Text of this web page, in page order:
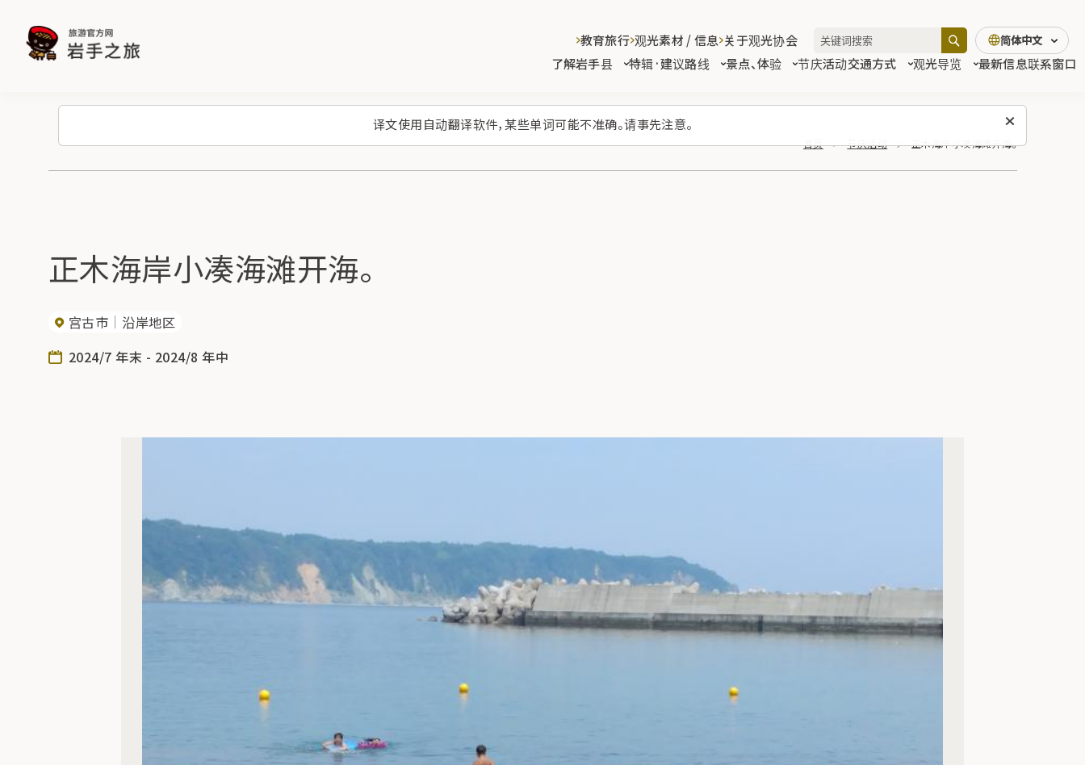
译文使用自动翻译软件，某些单词可能不准确。请事先注意。
了解岩手县 特辑·建议路线 景点、体验 节庆活动交通方式 观光导览 最新信息联系窗口
教育旅行 观光素材 / 信息 关于观光协会 简体中文
首页 节庆活动 正木海岸小凑海滩开海。
正木海岸小凑海滩开海。
宫古市
沿岸地区
2024/7 年末 - 2024/8 年中